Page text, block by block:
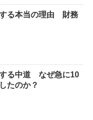
る本当の理由 財務
る中道 なぜ急に10
たのか？